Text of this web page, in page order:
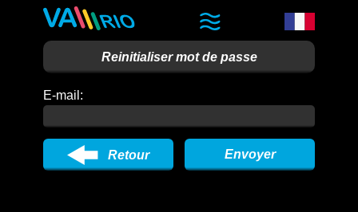
Reinitialiser mot de passe
E-mail:
Retour